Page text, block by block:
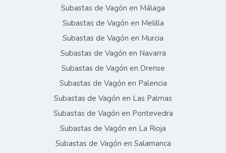
Subastas de Vagón en Málaga
Subastas de Vagón en Melilla
Subastas de Vagón en Murcia
Subastas de Vagón en Navarra
Subastas de Vagón en Orense
Subastas de Vagón en Palencia
Subastas de Vagón en Las Palmas
Subastas de Vagón en Pontevedra
Subastas de Vagón en La Rioja
Subastas de Vagón en Salamanca